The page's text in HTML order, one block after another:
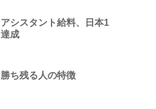
アシスタント給料、日本1
達成
勝ち残る人の特徴